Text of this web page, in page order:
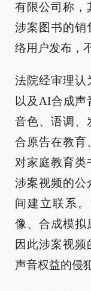
有限公司称，
涉案图书的销
络用户发布，
法院经审理认
以及AI合成声
音色、语调、
合原告在教育
对家庭教育类
涉案视频的公
间建立联系
像、合成模拟
因此涉案视
声音权益的侵